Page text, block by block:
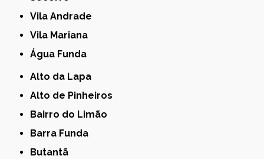
Vila Andrade
Vila Mariana
Água Funda
Alto da Lapa
Alto de Pinheiros
Bairro do Limão
Barra Funda
Butantã